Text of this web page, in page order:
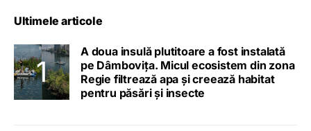
Ultimele articole
A doua insulă plutitoare a fost instalată
pe Dâmbovița. Micul ecosistem din zona
Regie filtrează apa și creează habitat
pentru păsări și insecte